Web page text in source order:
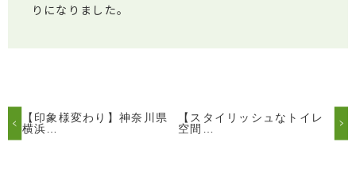
りになりました。
【印象様変わり】神奈川県
横浜…
【スタイリッシュなトイレ
空間…